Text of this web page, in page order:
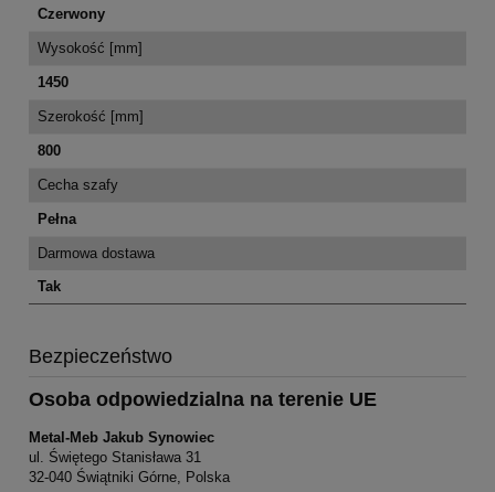
Czerwony
Wysokość [mm]
1450
Szerokość [mm]
800
Cecha szafy
Pełna
Darmowa dostawa
Tak
Bezpieczeństwo
Osoba odpowiedzialna na terenie UE
Metal-Meb Jakub Synowiec
ul. Świętego Stanisława 31
32-040 Świątniki Górne, Polska